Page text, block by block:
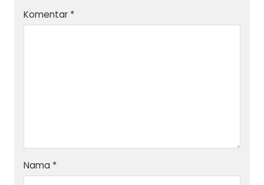
Komentar *
Nama *